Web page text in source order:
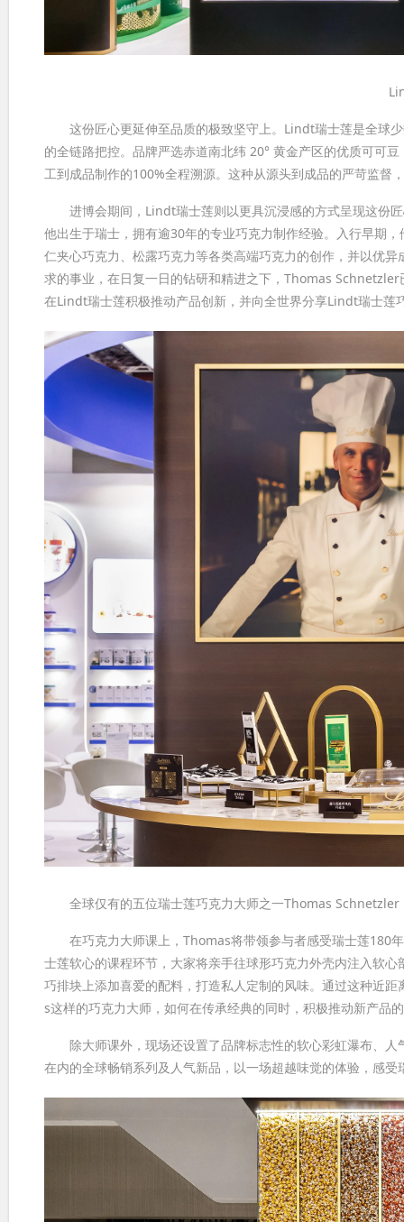
这份匠心更延伸至品质的极致坚守上。Lindt瑞士莲是全球少
的全链路把控。品牌严选赤道南北纬 20° 黄金产区的优质可可
工到成品制作的100%全程溯源。这种从源头到成品的严苛监督
进博会期间，Lindt瑞士莲则以更具沉浸感的方式呈现这份
他出生于瑞士，拥有逾30年的专业巧克力制作经验。入行早期
仁夹心巧克力、松露巧克力等各类高端巧克力的创作，并以优
求的事业，在日复一日的钻研和精进之下，Thomas
在Lindt瑞士莲积极推动产品创新，并向全世界分享Lindt瑞士莲
全球仅有的五位瑞士莲巧克力大师之一Thomas Schnetzler
在巧克力大师课上，Thomas将带领参与者感受瑞士莲180
士莲软心的课程环节，大家将亲手往球形巧克力外壳内注入软
巧排块上添加喜爱的配料，打造私人定制的风味。通过这种近
s这样的巧克力大师，如何在传承经典的同时，积极推动新产品
除大师课外，现场还设置了品牌标志性的软心彩虹瀑布、人
在内的全球畅销系列及人气新品，以一场超越味觉的体验，感受